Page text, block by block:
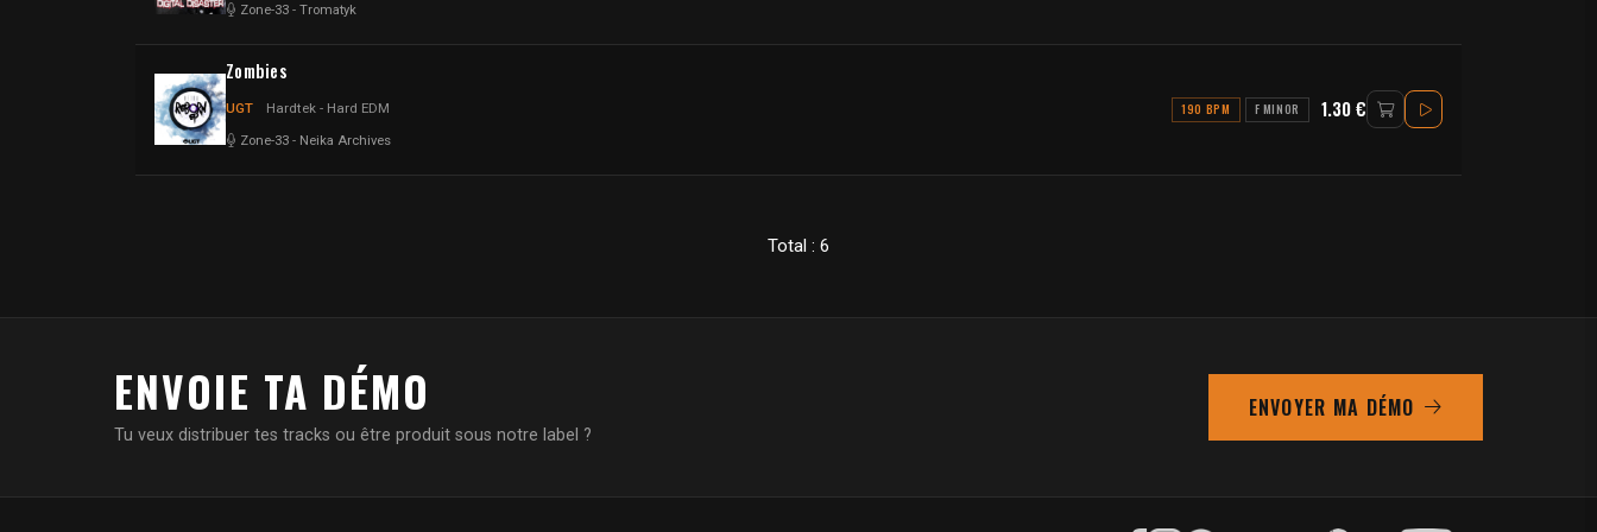
Zone-33 - Tromatyk
Zombies
UGT Hardtek - Hard EDM
Zone-33 - Neika Archives
190 BPM F MINOR 1.30 €
Total : 6
ENVOIE TA DÉMO
Tu veux distribuer tes tracks ou être produit sous notre label ?
ENVOYER MA DÉMO